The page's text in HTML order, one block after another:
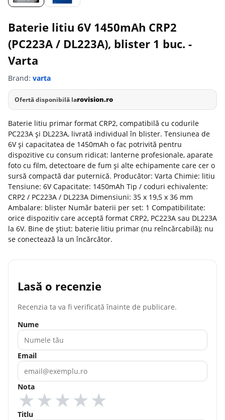
Baterie litiu 6V 1450mAh CRP2
(PC223A / DL223A), blister 1 buc. -
Varta
Brand: varta
Ofertă disponibilă larovision.ro
Baterie litiu primar format CRP2, compatibilă cu codurile
PC223A și DL223A, livrată individual în blister. Tensiunea de
6V și capacitatea de 1450mAh o fac potrivită pentru
dispozitive cu consum ridicat: lanterne profesionale, aparate
foto cu film, detectoare de fum și alte echipamente care cer o
sursă compactă dar puternică. Producător: Varta Chimie: litiu
Tensiune: 6V Capacitate: 1450mAh Tip / coduri echivalente:
CRP2 / PC223A / DL223A Dimensiuni: 35 x 19,5 x 36 mm
Ambalare: blister Număr baterii per set: 1 Compatibilitate:
orice dispozitiv care acceptă format CRP2, PC223A sau DL223A
la 6V. Bine de știut: baterie litiu primar (nu reîncărcabilă); nu
se conectează la un încărcător.
Lasă o recenzie
Recenzia ta va fi verificată înainte de publicare.
Nume
Email
Nota
★
★
★
★
★
Titlu